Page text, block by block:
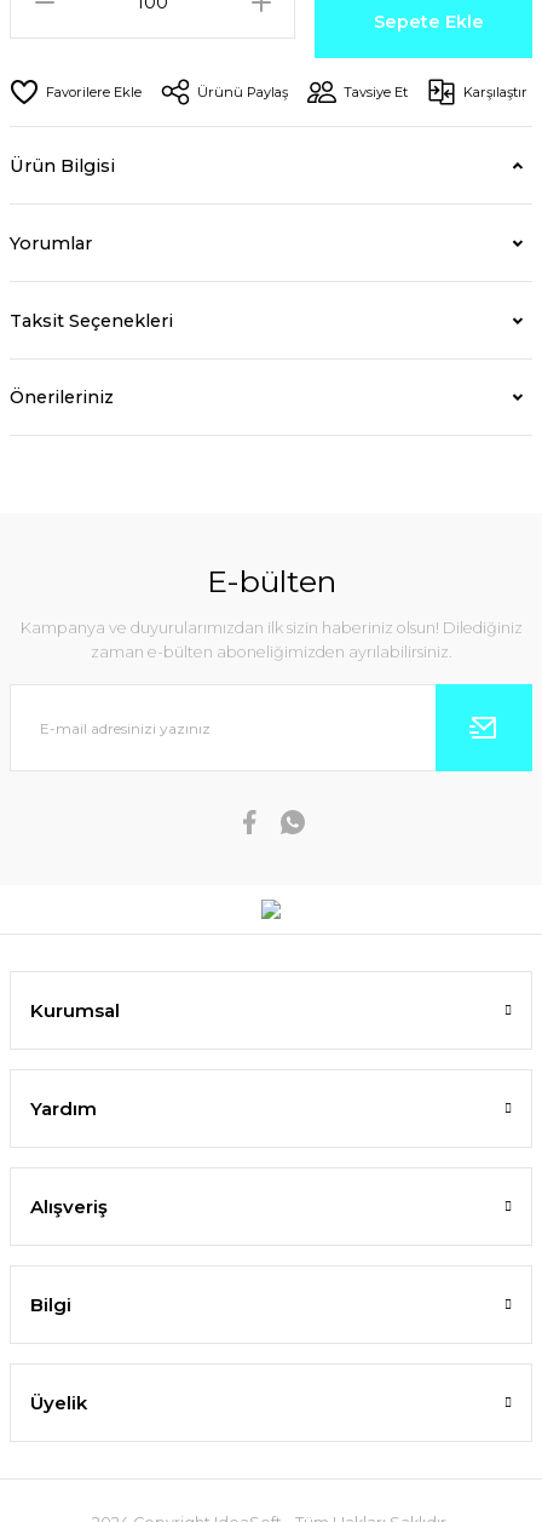
Sepete Ekle
Ürünü Paylaş Tavsiye Et Karşılaştır
Ürün Bilgisi
Yorumlar
Taksit Seçenekleri
Önerileriniz
E-bülten
Kampanya ve duyurularımızdan ilk sizin haberiniz olsun! Dilediğiniz
zaman e-bülten aboneliğimizden ayrılabilirsiniz.
Kurumsal
Yardım
Alışveriş
Bilgi
Üyelik